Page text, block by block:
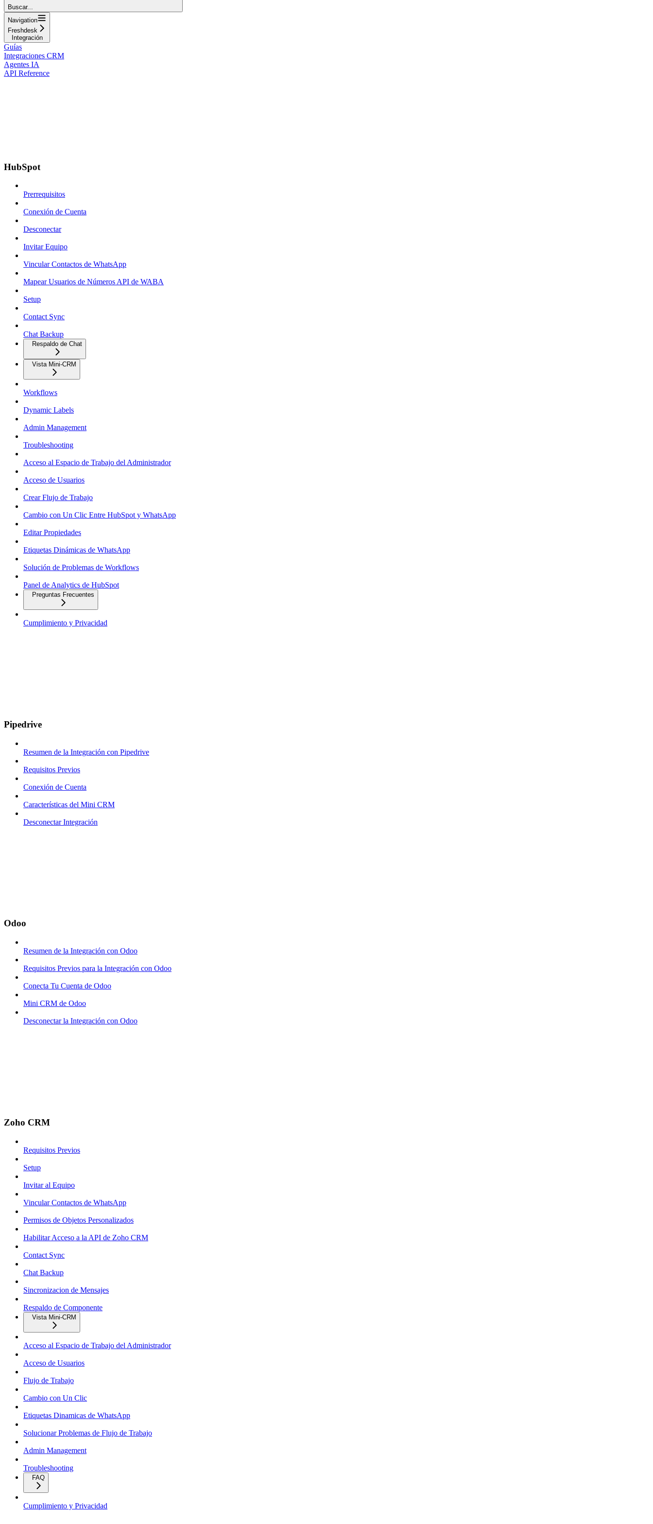
Buscar...
Navigation
Freshdesk
Integración
Guías
Integraciones CRM
Agentes IA
API Reference
HubSpot
Prerrequisitos
Conexión de Cuenta
Desconectar
Invitar Equipo
Vincular Contactos de WhatsApp
Mapear Usuarios de Números API de WABA
Setup
Contact Sync
Chat Backup
Respaldo de Chat
Vista Mini-CRM
Workflows
Dynamic Labels
Admin Management
Troubleshooting
Acceso al Espacio de Trabajo del Administrador
Acceso de Usuarios
Crear Flujo de Trabajo
Cambio con Un Clic Entre HubSpot y WhatsApp
Editar Propiedades
Etiquetas Dinámicas de WhatsApp
Solución de Problemas de Workflows
Panel de Analytics de HubSpot
Preguntas Frecuentes
Cumplimiento y Privacidad
Pipedrive
Resumen de la Integración con Pipedrive
Requisitos Previos
Conexión de Cuenta
Características del Mini CRM
Desconectar Integración
Odoo
Resumen de la Integración con Odoo
Requisitos Previos para la Integración con Odoo
Conecta Tu Cuenta de Odoo
Mini CRM de Odoo
Desconectar la Integración con Odoo
Zoho CRM
Requisitos Previos
Setup
Invitar al Equipo
Vincular Contactos de WhatsApp
Permisos de Objetos Personalizados
Habilitar Acceso a la API de Zoho CRM
Contact Sync
Chat Backup
Sincronizacion de Mensajes
Respaldo de Componente
Vista Mini-CRM
Acceso al Espacio de Trabajo del Administrador
Acceso de Usuarios
Flujo de Trabajo
Cambio con Un Clic
Etiquetas Dinamicas de WhatsApp
Solucionar Problemas de Flujo de Trabajo
Admin Management
Troubleshooting
FAQ
Cumplimiento y Privacidad